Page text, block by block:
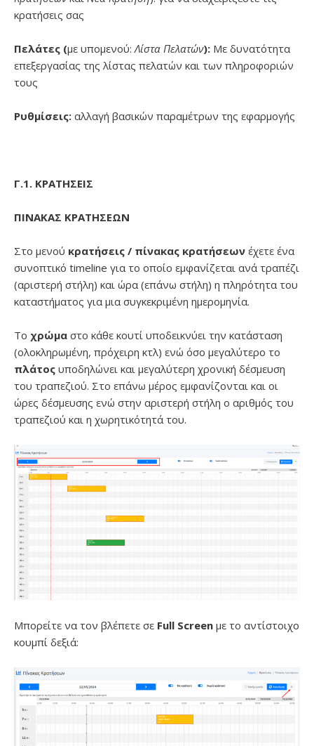
κρατήσεις σας
Πελάτες (με υπομενού:Λίστα Πελατών): Με δυνατότητα
επεξεργασίας της λίστας πελατών και των πληροφοριών
τους
Ρυθμίσεις: αλλαγή βασικών παραμέτρων της εφαρμογής
Γ.1. ΚΡΑΤΗΣΕΙΣ
ΠΙΝΑΚΑΣ ΚΡΑΤΗΣΕΩΝ
Στο μενού κρατήσεις / πίνακας κρατήσεων έχετε ένα
συνοπτικό timeline για το οποίο εμφανίζεται ανά τραπέζι
(αριστερή στήλη) και ώρα (επάνω στήλη) η πληρότητα του
καταστήματος για μια συγκεκριμένη ημερομηνία.
Το χρώμα στο κάθε κουτί υποδεικνύει την κατάσταση
(ολοκληρωμένη, πρόχειρη κτλ) ενώ όσο μεγαλύτερο το
πλάτος υποδηλώνει και μεγαλύτερη χρονική δέσμευση
του τραπεζιού. Στο επάνω μέρος εμφανίζονται και οι
ώρες δέσμευσης ενώ στην αριστερή στήλη ο αριθμός του
τραπεζιού και η χωρητικότητά του.
Μπορείτε να τον βλέπετε σε Full Screen με το αντίστοιχο
κουμπί δεξιά: